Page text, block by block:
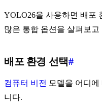
YOLO26을 사용하면 배포
많은 통합 옵션을 살펴보
배포 환경 선택#
컴퓨터 비전 모델을 어디
니다.